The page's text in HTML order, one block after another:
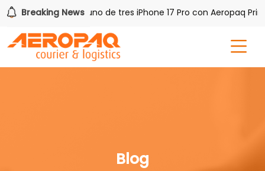
Breaking News
Gana uno de tres iPhone 17 Pro con Aeropaq Prime
Blog